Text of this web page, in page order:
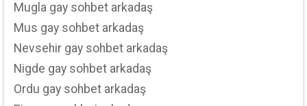
Mugla gay sohbet arkadaş
Mus gay sohbet arkadaş
Nevsehir gay sohbet arkadaş
Nigde gay sohbet arkadaş
Ordu gay sohbet arkadaş